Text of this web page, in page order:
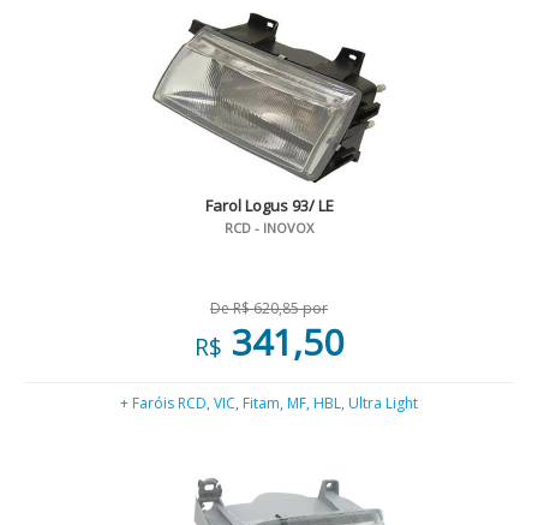
Farol Logus 93/ LE
RCD - INOVOX
De R$ 620,85 por
R$ 341,50
+ Faróis RCD, VIC, Fitam, MF, HBL, Ultra Light